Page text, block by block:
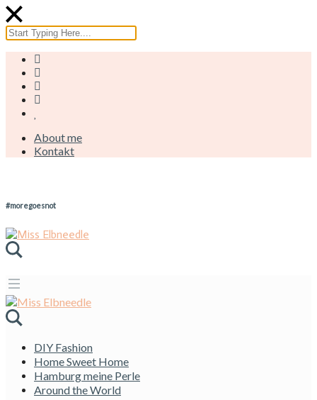
About me
Kontakt
#moregoesnot
DIY Fashion
Home Sweet Home
Hamburg meine Perle
Around the World